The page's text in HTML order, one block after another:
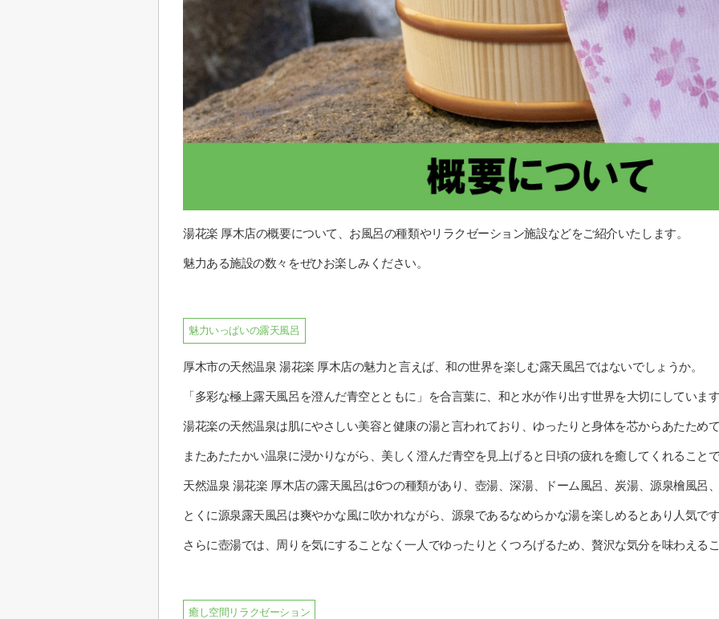
湯花楽 厚木店の概要について、お風呂の種類やリラクゼーション施設などをご紹介いたします。
魅力ある施設の数々をぜひお楽しみください。
魅力いっぱいの露天風呂
厚木市の天然温泉 湯花楽 厚木店の魅力と言えば、和の世界を楽しむ露天風呂ではないでしょうか。
「多彩な極上露天風呂を澄んだ青空とともに」を合言葉に、和と水が作り出す世界を大切にしていま
湯花楽の天然温泉は肌にやさしい美容と健康の湯と言われており、ゆったりと身体を芯からあたため
またあたたかい温泉に浸かりながら、美しく澄んだ青空を見上げると日頃の疲れを癒してくれること
天然温泉 湯花楽 厚木店の露天風呂は6つの種類があり、壺湯、深湯、ドーム風呂、炭湯、源泉檜風呂
とくに源泉露天風呂は爽やかな風に吹かれながら、源泉であるなめらかな湯を楽しめるとあり人気で
さらに壺湯では、周りを気にすることなく一人でゆったりとくつろげるため、贅沢な気分を味わえる
癒し空間リラクゼーション